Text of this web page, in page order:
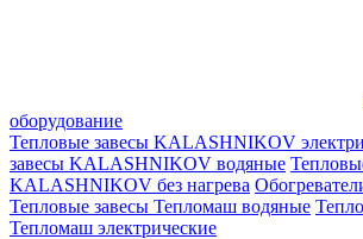
оборудование
Тепловые завесы KALASHNIKOV
завесы KALASHNIKOV водяные
KALASHNIKOV без нагрева
Тепловые завесы Тепломаш водяные
Тепломаш электрические